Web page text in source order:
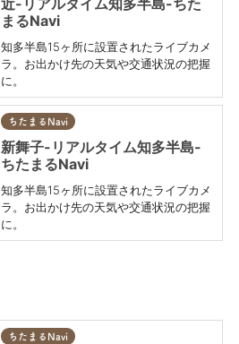
近-リアルタイム知多半島-ちた
まるNavi
知多半島15ヶ所に設置されたライブカメ
ラ。お出かけ先の天気や交通状況の把握
に。
ちたまるNavi
新舞子-リアルタイム知多半島-
ちたまるNavi
知多半島15ヶ所に設置されたライブカメ
ラ。お出かけ先の天気や交通状況の把握
に。
ちたまるNavi